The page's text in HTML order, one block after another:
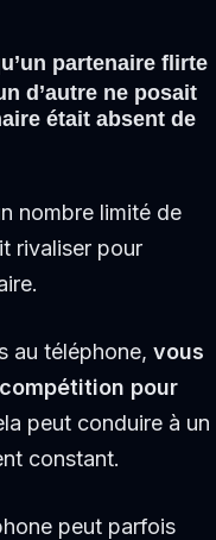
partenaire flirte
d’autre ne posait
était absent de
nombre limité de
rivaliser pour
au téléphone, vous
pour
peut conduire à un
constant.
peut parfois